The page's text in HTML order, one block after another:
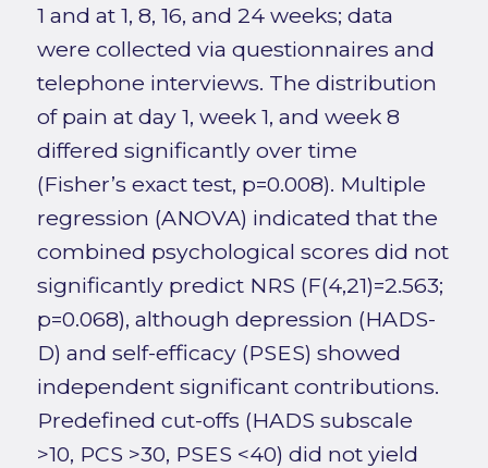
1 and at 1, 8, 16, and 24 weeks; data
were collected via questionnaires and
telephone interviews. The distribution
of pain at day 1, week 1, and week 8
differed significantly over time
(Fisher’s exact test, p=0.008). Multiple
regression (ANOVA) indicated that the
combined psychological scores did not
significantly predict NRS (F(4,21)=2.563;
p=0.068), although depression (HADS-
D) and self-efficacy (PSES) showed
independent significant contributions.
Predefined cut-offs (HADS subscale
>10, PCS >30, PSES <40) did not yield